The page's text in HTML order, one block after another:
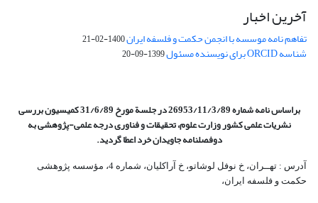
آخرین اخبار
تفاهم نامه موسسه با انجمن حکمت و فلسفه ایران1400-02-21
شناسه ORCID برای نویسنده مسئول 1399-09-20
براساس نامه شماره 26953/11/3/89 در جلسة مورخ 31/6/89 کمیسیون
بررسی
نشریات علمی کشور وزارت علوم، تحقیقات و فناوری درجه علمی‌-پژوهشیبه
دوفصلنامه جاویدان خرد اعطا گردید.
آدرس : تهــران، خ نوفل لوشاتو، خ آراکلیان، شماره 4،‌ مؤسسه پژوهشی
حکمت و فلسفه ایران،‌